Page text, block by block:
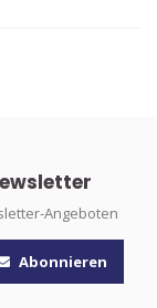
Angeboten
Abonnieren